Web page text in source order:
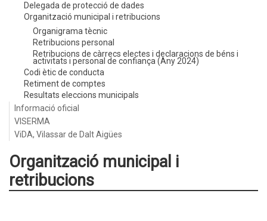
Delegada de protecció de dades
Organització municipal i retribucions
Organigrama tècnic
Retribucions personal
Retribucions de càrrecs electes i declaracions de béns i
activitats i personal de confiança (Any 2024)
Codi ètic de conducta
Retiment de comptes
Resultats eleccions municipals
Informació oficial
VISERMA
ViDA, Vilassar de Dalt Aigües
Organització municipal i
retribucions